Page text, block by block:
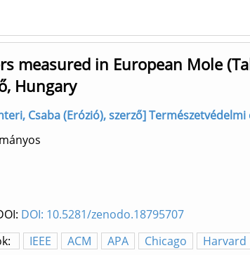
measured in European Mole
Hungary
Csaba (Erózió), szerző] Természetvédelmi
DOI: 10.5281/zenodo.18795707
IEEE ACM APA Chicago Harvard